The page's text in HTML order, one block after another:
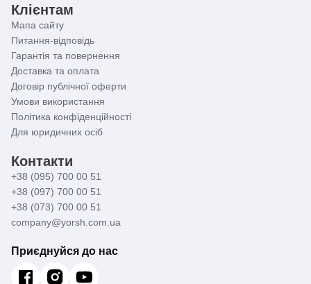
Клієнтам
Мапа сайту
Питання-відповідь
Гарантія та повернення
Доставка та оплата
Договір публічної оферти
Умови використання
Політика конфіденційності
Для юридичних осіб
Контакти
+38 (095) 700 00 51
+38 (097) 700 00 51
+38 (073) 700 00 51
company@yorsh.com.ua
Приєднуйся до нас